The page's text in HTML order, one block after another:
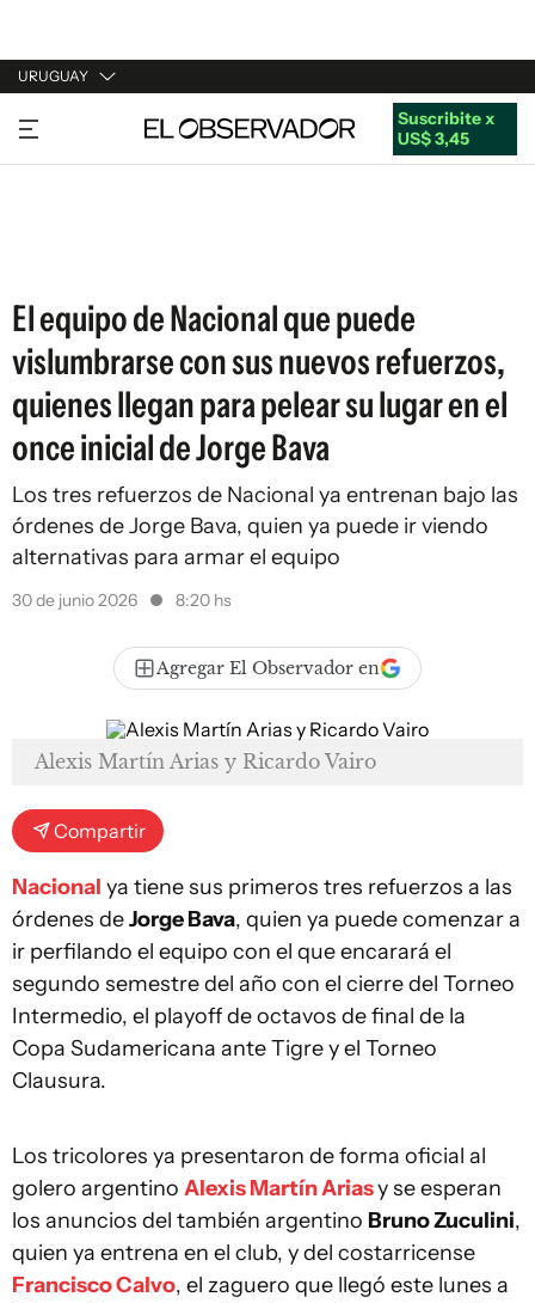
URUGUAY
URUGUAY
ARGENTINA
Suscribite x
US$ 3,45
El equipo de Nacional que puede
vislumbrarse con sus nuevos refuerzos,
quienes llegan para pelear su lugar en el
once inicial de Jorge Bava
Los tres refuerzos de Nacional ya entrenan bajo las
órdenes de Jorge Bava, quien ya puede ir viendo
alternativas para armar el equipo
30 de junio 2026 8:20 hs
Agregar El Observador en
Alexis Martín Arias y Ricardo Vairo
Compartir
Nacional ya tiene sus primeros tres refuerzos a las
órdenes deJorge Bava, quien ya puede comenzar a
ir perfilando el equipo con el que encarará el
segundo semestre del año con el cierre del Torneo
Intermedio, el playoff de octavos de final de la
Copa Sudamericana ante Tigre y el Torneo
Clausura.
Los tricolores ya presentaron de forma oficial al
golero argentino Alexis Martín Ariasy se esperan
los anuncios del también argentino Bruno Zuculini,
quien ya entrena en el club, y del costarricense
Francisco Calvo, el zaguero que llegó este lunes a